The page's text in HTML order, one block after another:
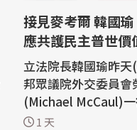
接見麥考爾 韓國
應共護民主普世價
立法院長韓國瑜昨
邦眾議院外交委員會
(Michael McCaul)
摯感謝麥考爾的貢獻
1 天